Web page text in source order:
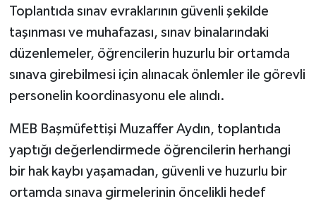
Toplantıda sınav evraklarının güvenli şekilde
taşınması ve muhafazası, sınav binalarındaki
düzenlemeler, öğrencilerin huzurlu bir ortamda
sınava girebilmesi için alınacak önlemler ile görevli
personelin koordinasyonu ele alındı.
MEB Başmüfettişi Muzaffer Aydın, toplantıda
yaptığı değerlendirmede öğrencilerin herhangi
bir hak kaybı yaşamadan, güvenli ve huzurlu bir
ortamda sınava girmelerinin öncelikli hedef